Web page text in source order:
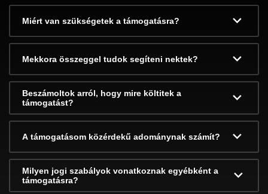
Miért van szükségetek a támogatásra?
Mekkora összeggel tudok segíteni nektek?
Beszámoltok arról, hogy mire költitek a
támogatást?
A támogatásom közérdekű adománynak számít?
Milyen jogi szabályok vonatkoznak egyébként a
támogatásra?